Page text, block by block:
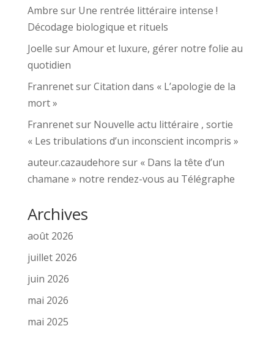
Ambre sur Une rentrée littéraire intense !
Décodage biologique et rituels
Joelle surAmour et luxure, gérer notre folie au
quotidien
FranrenetsurCitation dans « L’apologie de la
mort »
Franrenetsur Nouvelle actu littéraire , sortie
« Les tribulations d’un inconscient incompris »
auteur.cazaudehore sur « Dans la tête d’un
chamane » notre rendez-vous au Télégraphe
Archives
août 2026
juillet 2026
juin 2026
mai 2026
mai 2025